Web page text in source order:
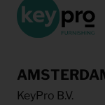
KeyPro B.V.